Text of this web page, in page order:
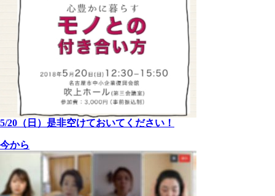
5/20（日）是非空けておいてください！
今から